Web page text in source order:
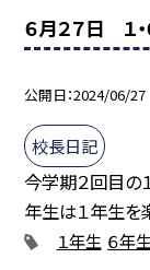
６月２７日 １
公開日 2024/06/27
校長日記
今学期２回目の
年生は１年生を
１年生 ６年生